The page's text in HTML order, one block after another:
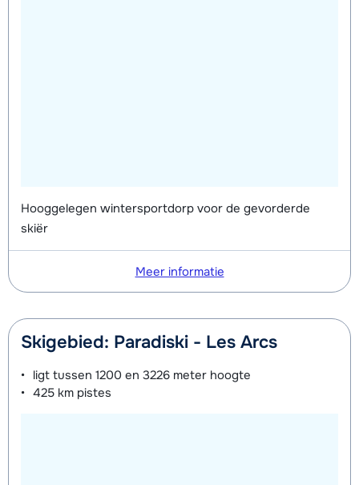
Hooggelegen wintersportdorp voor de gevorderde
skiër
Meer informatie
Skigebied: Paradiski - Les Arcs
ligt tussen 1200 en 3226 meter hoogte
425 km pistes